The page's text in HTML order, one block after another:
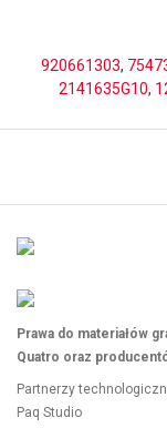
920661303,
2141635G10,
Prawa do materiałów
Quatro oraz
Partnerzy
Paq Studio